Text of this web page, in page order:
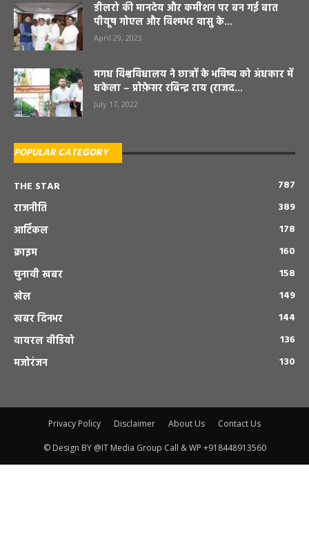
डीलरो की मानदेय और कमीशन पर बन गई बात
पीयूष गोएल और विश्मभर वासु के...
April 29, 2023
मगध विश्वविधालय ने छात्रों के भविष्य को अंधकार में
धकेला – प्रोफ़ेसर रबिन्द्र राय (राजद...
July 17, 2022
POPULAR CATEGORY
THE STAR
787
राजनीति
389
आर्टिकल
178
क्राइम
160
चुनावी खबर
158
खेल
149
खबर दिनभर
144
वायरल वीडियो
136
मजोरंजन
130
Privacy Policy Disclaimer About Us Contact Us
© Design BY @IT Media Group Call & WP +918448913560